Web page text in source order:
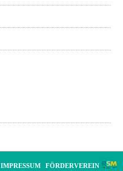
IMPRESSUM FÖRDERVEREIN